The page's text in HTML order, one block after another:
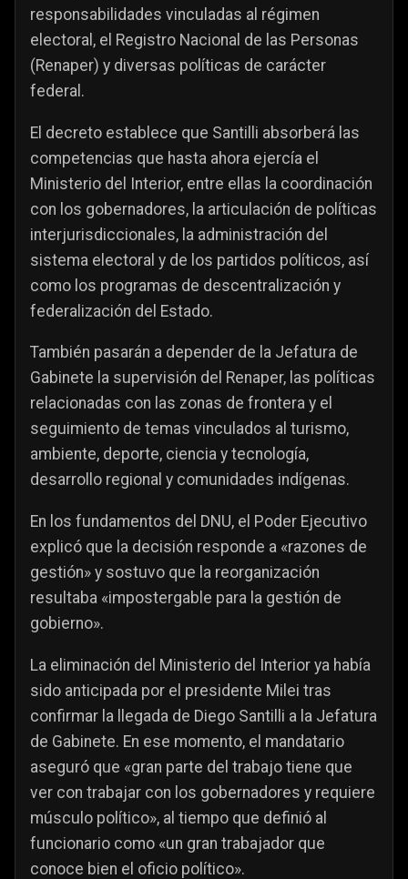
responsabilidades vinculadas al régimen
electoral, el Registro Nacional de las Personas
(Renaper) y diversas políticas de carácter
federal.
El decreto establece que Santilli absorberá las
competencias que hasta ahora ejercía el
Ministerio del Interior, entre ellas la coordinación
con los gobernadores, la articulación de políticas
interjurisdiccionales, la administración del
sistema electoral y de los partidos políticos, así
como los programas de descentralización y
federalización del Estado.
También pasarán a depender de la Jefatura de
Gabinete la supervisión del Renaper, las políticas
relacionadas con las zonas de frontera y el
seguimiento de temas vinculados al turismo,
ambiente, deporte, ciencia y tecnología,
desarrollo regional y comunidades indígenas.
En los fundamentos del DNU, el Poder Ejecutivo
explicó que la decisión responde a «razones de
gestión» y sostuvo que la reorganización
resultaba «impostergable para la gestión de
gobierno».
La eliminación del Ministerio del Interior ya había
sido anticipada por el presidente Milei tras
confirmar la llegada de Diego Santilli a la Jefatura
de Gabinete. En ese momento, el mandatario
aseguró que «gran parte del trabajo tiene que
ver con trabajar con los gobernadores y requiere
músculo político», al tiempo que definió al
funcionario como «un gran trabajador que
conoce bien el oficio político».